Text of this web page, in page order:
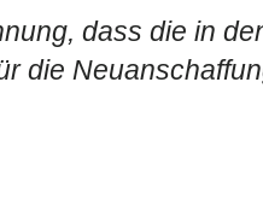
dass die in
die